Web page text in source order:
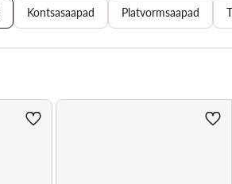
Kontsasaapad Platvormsaapad